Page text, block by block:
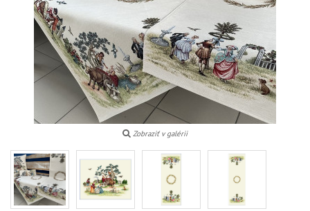
Zobraziť v galérii